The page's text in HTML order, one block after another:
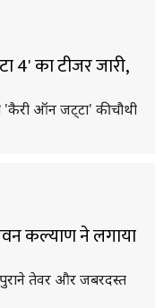
4' का टीजर जारी,
'कैरी ऑन जट्‌टा' की चौथी
कल्याण ने लगाया
तेवर और जबरदस्त